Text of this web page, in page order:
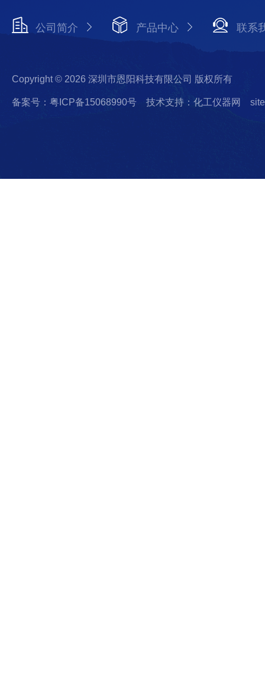
公司简介 产品中心 联系
Copyright © 2026 深圳市恩阳科技有限公司 版权所有
备案号：粤ICP备15068990号 技术支持：化工仪器网